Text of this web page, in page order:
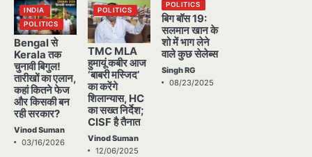
INDIA
POLITICS
Bengal से
Kerala तक
चुनावी बिगुल!
तारीखों का एलान,
कहां कितने फेज
और किसकी बन
रही सरकार?
Vinod Suman
03/16/2026
POLITICS
TMC MLA
हुमायूं कबीर आज
‘बाबरी मस्जिद’
का करेंगे
शिलान्यास, HC
का सख्त निर्देश;
CISF है तैनात
Vinod Suman
12/06/2025
POLITICS
बिग बॉस 19:
सलमान खान के
शो में भाग लेने
वाले कुछ सेलेब्स
Singh RG
08/23/2025